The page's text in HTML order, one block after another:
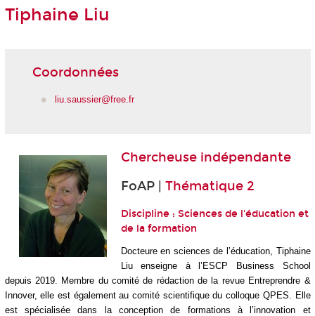
Tiphaine Liu
Coordonnées
liu.saussier@free.fr
Chercheuse indépendante
FoAP | Thématique 2
Discipline : Sciences de l'éducation et
de la formation
Docteure en sciences de l’éducation, Tiphaine
Liu enseigne à l’ESCP Business School
depuis 2019. Membre du comité de rédaction de la revue Entreprendre &
Innover, elle est également au comité scientifique du colloque QPES. Elle
est spécialisée dans la conception de formations à l’innovation et